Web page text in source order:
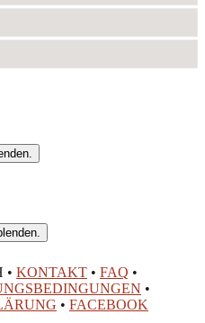
©WIKIDERM GMBH • KONTAKT • FAQ •
•
• FACEBOOK